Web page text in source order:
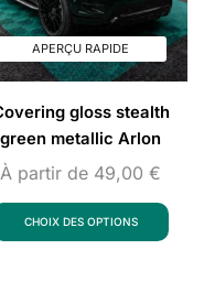
APERÇU RAPIDE
gloss stealth
green metallic Arlon
À partir de 49,00 €
CHOIX DES OPTIONS